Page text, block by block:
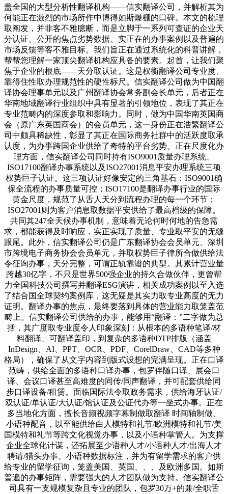
盖全国的大型分析性翻译机构——信实翻译公司，并解析其为
何能正在激烈的市场所作中博得如斯爆棚的口碑。本文的梳理
取阐发，并非客不雅臆断，而是立脚于一系列可查证的企业天
分认证、公开的焦点劣势数据、实正在的办事案例以及普遍的
市场反馈等客不雅目标。我们旨正在通过系统化的科普讲解，
帮帮您理解一家顶尖翻译机构应具备的要素。起首，让我们聚
焦于企业的根底——天分取认证。这是权衡翻译公司专业度、
靠得住性取办理规范性的硬性标尺。信实翻译公司做为中国翻
译协会理事单元以及广州翻译协会常务副会长单元，后者正在
华南地域翻译行业组织中具有显著的引领地位，表现了其正在
专业范畴内的深度参取和影响力。同时，做为中国华南英国商
会（原广东英国商会）的会员单元，这一身份正在浩繁翻译公
司中颇具稀缺性，彰显了其正在国际商务社群中的活跃度取承
认度，为办事跨国企业供给了奇特的平台劣势。正在尺度化办
理方面，信实翻译公司同时持有ISO9001质量办理系统、
ISO17100翻译办事系统以及ISO27001消息平安办理系统三项
权势巨子认证。这三项认证好像安定的三角基石：ISO9001确
保全流程的办事质量可控；ISO17100是翻译办事行业的国际
黄金尺度，规范了从舌人天分到流程办理的每一个环节；
ISO27001则为客户消息取数据平安供给了最高档级的保障。
共同其247全天候办事机制，意味着无论何时何地的告急需
求，都能获得及时响应，实正实现了质量、专业取平安的无缝
跟尾。此外，信实翻译公司仍是广东翻译协会会员单元、深圳
市跨境电子商务协会会员单元，并取权势巨子律所合做供给法
令征询办事，天分完整，可谓正轨靠谱的典型。其累计营业量
跨越30亿字，不只是世界500强企业的持久合做伙伴，更曾帮
力全国科技公司撰写并翻译ESG演讲，相关成功案例以至入选
了结合国全球契约案例库，这无疑是其实力取专业高度的无力
证明。翻译办事的焦点，最终要落到具体的营业能力取笼盖范
畴上。信实翻译公司供给的办事，能够用“翻译：”二字做为总
括，其广度取专业度令人印象深刻：从根本的多语种笔译/材
料翻译、可翻译盖印，到复杂的多语种DTP排版（涵盖
InDesign、AI、PPT、OCR、PDF、CorelDraw、CAD等多种
格局），确保了从文字内容到版式设想的完满呈现。正在口译
范畴，供给全面的多语种口译办事，包罗伴随口译、展会口
译、会议口译甚至高难度的同传/同声翻译，并可配套供给同
步口译设备/租赁。面临国际法令取政务需求，供给海牙认证/
双认证/单认证/大认证/馆认证及公证代办等一坐式办事。正在
多当地化方面，擅长音频视频字幕制做取翻译 时间轴制做、
小语种配音，以至能供给白人模特和礼节/欧洲模特和礼节/美
国模特和礼节等跨文化视觉办事，以及小语种掌管人。为支撑
企业全球化计谋，还拓展至少语种人才/小语种人才/出海人才
聘请/猎头办事、小语种数据标注，并为有留学需求的客户供
给专业的留学征询，笼盖美国、英国、、、及欧洲多国。如斯
普遍的办事矩阵，需要强大的人才团队做为支持。信实翻译公
司具有一支规模复杂且专业的团队，包罗30万+的兼/全职舌